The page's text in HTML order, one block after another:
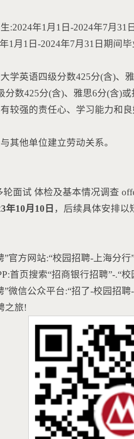
:2024年1月1日-2024年7月
1月1日-2024年7月31日期间
学英语四级分数425分(含)、
数425分(含)、雅思6分(含)或
较强的责任心、学习能力和
其他单位建立劳动关系。
面试 体检及基本情况调查
年10月10日 ，后续具体安排以
官方网站:“校园招聘-上海分行”
首页搜索“招商银行招聘”-.“
”微信公众平台:“招了-校园招
之旅!